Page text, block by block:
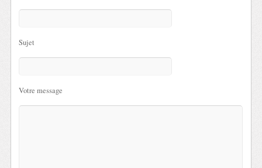
Sujet
Votre message